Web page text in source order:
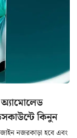
অ্যামোলেড
কিনুন
নজরকাড়া হবে এবং